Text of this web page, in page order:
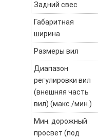
Задний свес
Габаритная
ширина
Размеры вил
Диапазон
регулировки вил
(внешняя часть
вил) (макс./мин.)
Мин. дорожный
просвет (под